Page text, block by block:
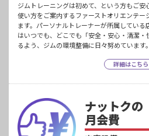
ジムトレーニングは初めて、という方もご
使い方をご案内するファーストオリエンテ
ます。パーソナルトレーナーが所属している
はいつでも、どこでも「安全・安心・清潔
るよう、ジムの環境整備に日々努めています。
詳細はこちら
ナットクの
月会費